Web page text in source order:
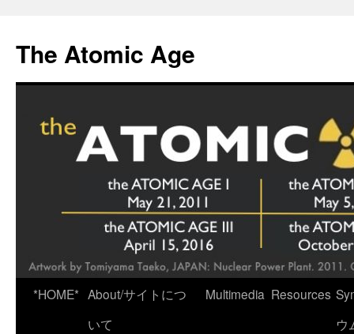
content
The Atomic Age
*HOME* About/サイトにつ
いて
Multimedia Resources
ウ